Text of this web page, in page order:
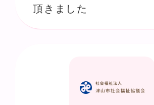
頂きました